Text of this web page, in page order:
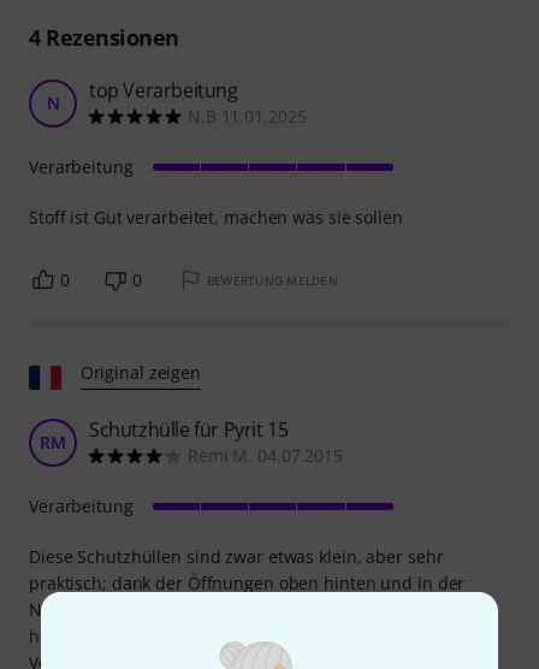
4Rezensionen
N top Verarbeitung
N.B 11.01.2025
Stoff ist Gut verarbeitet, machen was sie sollen
Verarbeitung
0 0 BEWERTUNG MELDEN
Original zeigen
RM Schutzhülle für Pyrit 15
Remi M. 04.07.2015
Diese Schutzhüllen sind zwar etwas klein, aber sehr
praktisch; dank der Öffnungen oben hinten und in der
Nähe der beiden seitlichen Griffe sind sie einfach sehr
handlich. Einzig das weiße Thomann-Logo auf der
Vorderseite fehlt.
Verarbeitung